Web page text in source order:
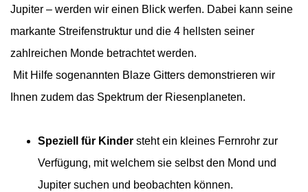
Jupiter – werden wir einen Blick werfen. Dabei kann seine
markante Streifenstruktur und die 4 hellsten seiner
zahlreichen Monde betrachtet werden.
Mit Hilfe sogenannten Blaze Gitters demonstrieren wir
Ihnen zudem das Spektrum der Riesenplaneten.
Speziell für Kinder steht ein kleines Fernrohr zur
Verfügung, mit welchem sie selbst den Mond und
Jupiter suchen und beobachten können.